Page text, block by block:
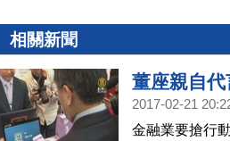
相關新聞
董座親自
2017-02-21
金融業要搶行